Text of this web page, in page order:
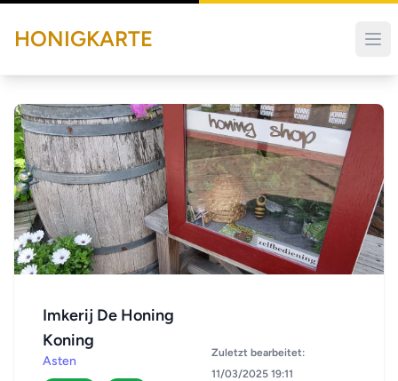
HONIGKARTE
Imkerij De Honing
Koning
Asten
Zuletzt bearbeitet:
11/03/2025 19:11